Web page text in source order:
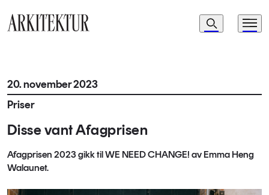
Navigasjon
Søk Meny
20. november 2023
Priser
Disse vant Afagprisen
Afagprisen 2023 gikk til WE NEED CHANGE! av Emma Heng
Walaunet.